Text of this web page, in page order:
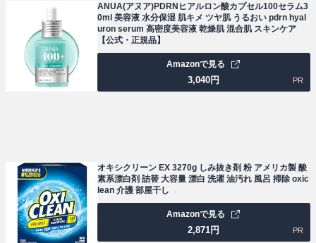
ANUA(アヌア)PDRNヒアルロン酸カプセル100セラム3
0ml 美容液 水分保湿 肌キメ ツヤ肌 うるおい pdrn hyal
uron serum 高密度美容液 乾燥肌 混合肌 スキンケア
【公式・正規品】
3,040円
Amazonで見る
PR
オキシクリーン EX 3270g しみ抜き剤 粉 アメリカ製 酸
素系漂白剤 詰替 大容量 漂白 洗濯 油汚れ 風呂 掃除 oxic
lean 介護 部屋干し
2,871円
Amazonで見る
PR